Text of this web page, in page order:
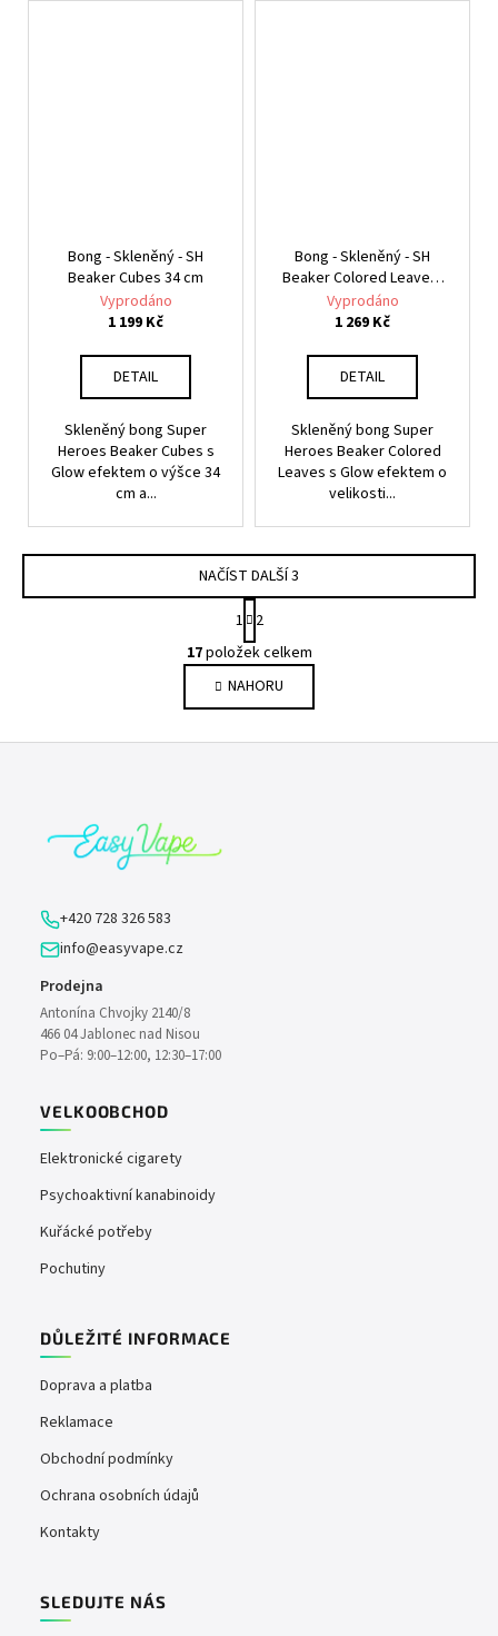
Bong - Skleněný - SH
Beaker Cubes 34 cm
Vyprodáno
1 199 Kč
DETAIL
Skleněný bong Super
Heroes Beaker Cubes s
Glow efektem o výšce 34
cm a...
Bong - Skleněný - SH
Beaker Colored Leaves,
36 cm
Vyprodáno
1 269 Kč
DETAIL
Skleněný bong Super
Heroes Beaker Colored
Leaves s Glow efektem o
velikosti...
O
v
l
á
d
NAČÍST DALŠÍ 3
S
t
r
á
n
k
1
2
17položek celkem
NAHORU
+420 728 326 583
info@easyvape.cz
Prodejna
Antonína Chvojky 2140/8
466 04 Jablonec nad Nisou
Po–Pá: 9:00–12:00, 12:30–17:00
VELKOOBCHOD
Elektronické cigarety
Psychoaktivní kanabinoidy
Kuřácké potřeby
Pochutiny
DŮLEŽITÉ INFORMACE
Doprava a platba
Reklamace
Obchodní podmínky
Ochrana osobních údajů
Kontakty
SLEDUJTE NÁS